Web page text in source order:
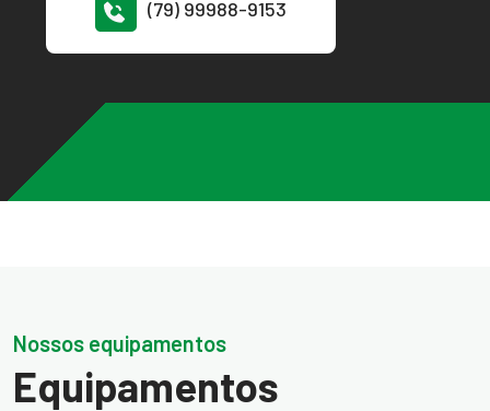
(79) 99988-9153
Nossos equipamentos
Equipamentos